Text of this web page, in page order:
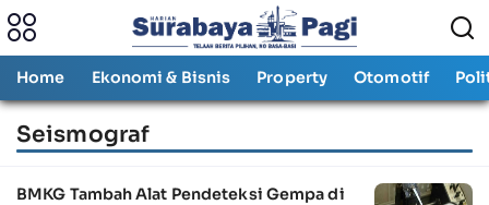
Home Ekonomi & Bisnis Property Otomotif
Seismograf
BMKG Tambah Alat Pendeteksi Gempa di